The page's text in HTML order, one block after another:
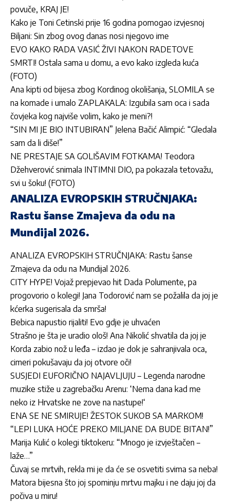
povuče, KRAJ JE!
Kako je Toni Cetinski prije 16 godina pomogao izvjesnoj
Biljani: Sin zbog ovog danas nosi njegovo ime
EVO KAKO RADA VASIĆ ŽIVI NAKON RADETOVE
SMRTI! Ostala sama u domu, a evo kako izgleda kuća
(FOTO)
Ana kipti od bijesa zbog Kordinog okolišanja, SLOMILA se
na komade i umalo ZAPLAKALA: Izgubila sam oca i sada
čovjeka kog najviše volim, kako je meni?!
“SIN MI JE BIO INTUBIRAN” Jelena Bačić Alimpić: “Gledala
sam da li diše!”
NE PRESTAJE SA GOLIŠAVIM FOTKAMA! Teodora
Džehverović snimala INTIMNI DIO, pa pokazala tetovažu,
svi u šoku! (FOTO)
ANALIZA EVROPSKIH STRUČNJAKA:
Rastu šanse Zmajeva da odu na
Mundijal 2026.
ANALIZA EVROPSKIH STRUČNJAKA: Rastu šanse
Zmajeva da odu na Mundijal 2026.
CITY HYPE! Vojaž prepjevao hit Dada Polumente, pa
progovorio o kolegi! Jana Todorović nam se požalila da joj je
kćerka sugerisala da smrša!
Bebica napustio rijaliti! Evo gdje je uhvaćen
Strašno je šta je uradio ološ! Ana Nikolić shvatila da joj je
Korda zabio nož u leđa – izdao je dok je sahranjivala oca,
cimeri pokušavaju da joj otvore oči!
SUSJEDI EUFORIČNO NAJAVLJUJU – Legenda narodne
muzike stiže u zagrebačku Arenu: ‘Nema dana kad me
neko iz Hrvatske ne zove na nastupe!‘
ENA SE NE SMIRUJE! ŽESTOK SUKOB SA MARKOM!
“LEPI LUKA HOĆE PREKO MILJANE DA BUDE BITAN!”
Marija Kulić o kolegi tiktokeru: “Mnogo je izvještačen –
laže…”
Čuvaj se mrtvih, rekla mi je da će se osvetiti svima sa neba!
Matora bijesna što joj spominju mrtvu majku i ne daju joj da
počiva u miru!